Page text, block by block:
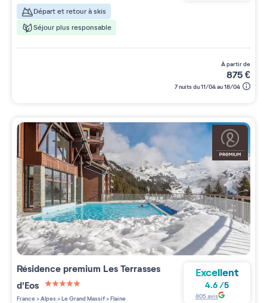
Départ et retour à skis
Séjour plus responsable
à partir de
875€
7 nuits du 11/04 au 18/04
Résidence premium Les Terrasses
d'Eos
5 étoiles sur 5
France>Alpes>Le Grand Massif>Flaine
Excellent
4.6/5
805avis